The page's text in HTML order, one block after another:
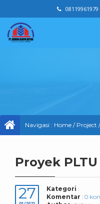
08119961979
Navigasi : Home / Project
Proyek PLTU
27 Kategori :
Komentar : 0